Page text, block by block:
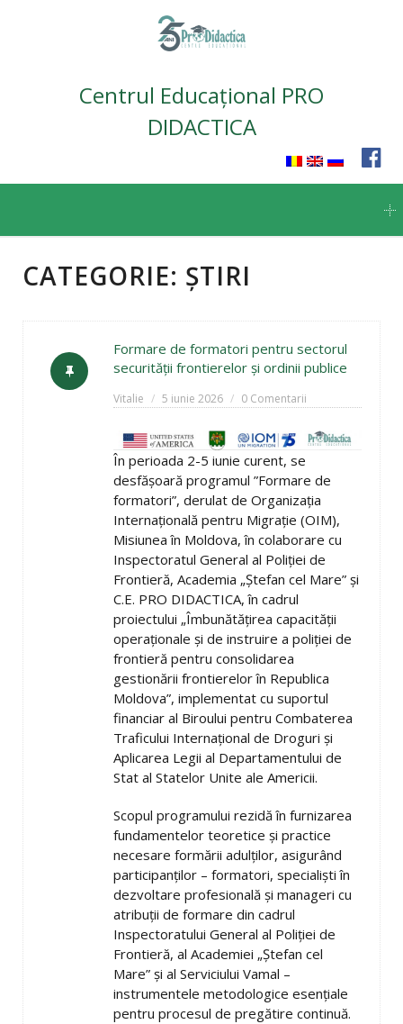
Centrul Educațional PRO
DIDACTICA
content
CATEGORIE: ȘTIRI
Formare de formatori pentru sectorul
securității frontierelor și ordinii publice
Vitalie 5 iunie 2026 0 Comentarii
În perioada 2-5 iunie curent, se
desfășoară programul ”Formare de
formatori”, derulat de Organizația
Internațională pentru Migrație (OIM),
Misiunea în Moldova, în colaborare cu
Inspectoratul General al Poliției de
Frontieră, Academia „Ștefan cel Mare” și
C.E. PRO DIDACTICA, în cadrul
proiectului „Îmbunătățirea capacității
operaționale și de instruire a poliției de
frontieră pentru consolidarea
gestionării frontierelor în Republica
Moldova”, implementat cu suportul
financiar al Biroului pentru Combaterea
Traficului Internațional de Droguri și
Aplicarea Legii al Departamentului de
Stat al Statelor Unite ale Americii.
Scopul programului rezidă în furnizarea
fundamentelor teoretice și practice
necesare formării adulților, asigurând
participanților – formatori, specialiști în
dezvoltare profesională și manageri cu
atribuții de formare din cadrul
Inspectoratului General al Poliției de
Frontieră, al Academiei „Ștefan cel
Mare” și al Serviciului Vamal –
instrumentele metodologice esențiale
pentru procesul de pregătire continuă.